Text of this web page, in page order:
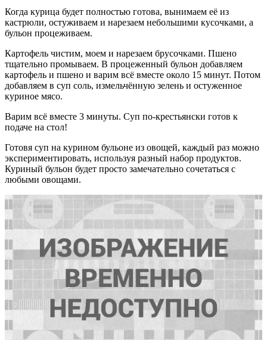
Когда курица будет полностью готова, вынимаем её из
кастрюли, остуживаем и нарезаем небольшими кусочками, а
бульон процеживаем.
Картофель чистим, моем и нарезаем брусочками. Пшено
тщательно промываем. В процеженный бульон добавляем
картофель и пшено и варим всё вместе около 15 минут. Потом
добавляем в суп соль, измельчённую зелень и остуженное
куриное мясо.
Варим всё вместе 3 минуты. Суп по-крестьянски готов к
подаче на стол!
Готовя суп на курином бульоне из овощей, каждый раз можно
экспериментировать, используя разный набор продуктов.
Куриный бульон будет просто замечательно сочетаться с
любыми овощами.